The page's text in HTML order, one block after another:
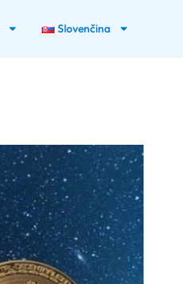
Slovenčina